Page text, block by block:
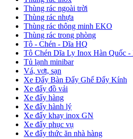
Thùng rác ngoài trời
Thùng rác nhựa
Thùng rác thông minh EKO
Thùng rác trong phòng
Tô - Chén - Dĩa HQ
Tô Chén Dĩa Ly Inox Hàn Quốc -
Tủ lạnh minibar
Vá, vợt, sạn
Xe Đẩy Bàn Đẩy Ghế Đẩy Kính
Xe đẩy đồ vải
Xe đẩy hàng
Xe đẩy hành lý
Xe đẩy khay inox GN
Xe đẩy phục vụ
Xe đẩy thức ăn nhà hàng